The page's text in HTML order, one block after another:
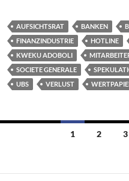
AUFSICHTSRAT BANKEN
FINANZINDUSTRIE
HOTLINE
KWEKU ADOBOLI
SOCIETE GENERALE
UBS
VERLUST
Beitragsnavigation
1 2 3